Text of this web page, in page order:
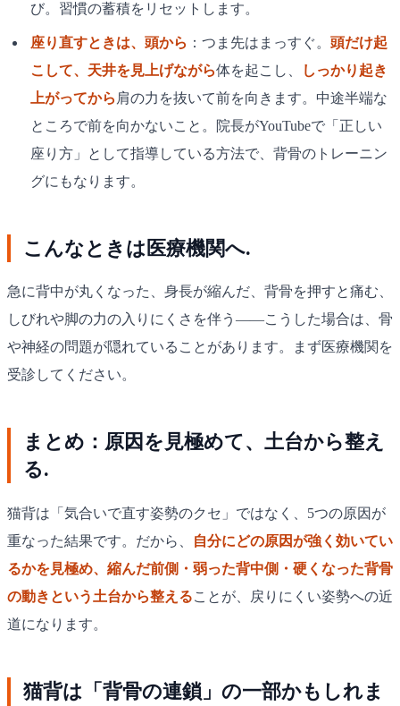
び。習慣の蓄積をリセットします。
座り直すときは、頭から ：つま先はまっすぐ。 頭だけ起
こして、天井を見上げながら体を起こし、
しっかり起き
上がってから 肩の力を抜いて前を向きます。中途半端な
ところで前を向かないこと。院長がYouTubeで「正しい
座り方」として指導している方法で、背骨のトレーニン
グにもなります。
こんなときは医療機関へ.
急に背中が丸くなった、身長が縮んだ、背骨を押すと痛む、
しびれや脚の力の入りにくさを伴う——こうした場合は、骨
や神経の問題が隠れていることがあります。まず医療機関を
受診してください。
まとめ：原因を見極めて、土台から整え
る.
猫背は「気合いで直す姿勢のクセ」ではなく、5つの原因が
重なった結果です。だから、
自分にどの原因が強く効いてい
るかを見極め、縮んだ前側・弱った背中側・硬くなった背骨
の動きという土台から整えることが、戻りにくい姿勢への近
道になります。
猫背は「背骨の連鎖」の一部かもしれま